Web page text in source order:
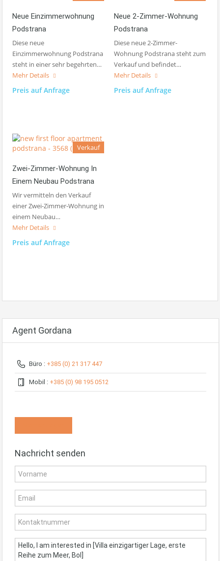
Neue Einzimmerwohnung
Podstrana
Diese neue
Einzimmerwohnung Podstrana
steht in einer sehr begehrten…
Mehr Details
Preis auf Anfrage
Neue 2-Zimmer-Wohnung
Podstrana
Diese neue 2-Zimmer-
Wohnung Podstrana steht zum
Verkauf und befindet…
Mehr Details
Preis auf Anfrage
Verkauf
Zwei-Zimmer-Wohnung In
Einem Neubau Podstrana
Wir vermitteln den Verkauf
einer Zwei-Zimmer-Wohnung in
einem Neubau…
Mehr Details
Preis auf Anfrage
Agent Gordana
Büro : +385 (0) 21 317 447
Mobil : +385 (0) 98 195 0512
Nachricht senden